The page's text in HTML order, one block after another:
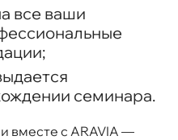
все ваши
семинара.
вместе с ARAVIA —